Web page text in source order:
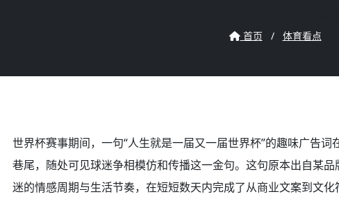
首页
/ 体育看点
世界杯赛事期间，一句“人生就是一届又一届世界杯”的趣味广告
巷尾，随处可见球迷争相模仿和传播这一金句。这句原本出自某
迷的情感周期与生活节奏，在短短数天内完成了从商业文案到文